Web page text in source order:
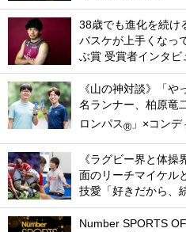
38歳でも進化を続け
バスケが上手くなっ
ぶ賞 受賞者インタビ
《山の神対談》「や
名ランナー、柏原竜
ロンパス® 」×コン
《ラグビー界と体
面のリーチマイケル
技愛「好きだから、
Number SPORTS